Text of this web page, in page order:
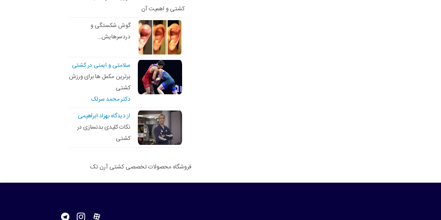
کشتی و اهمیت آن
گوش شکستگی و
دردسرهایش…
سلامتی و ایمنی در کشتی
برترین مکمل ها برای ورزش
کشتی
دکتر محمد سرلک
از دیدگاه بهزاد ابراهیمی
نکات کلیدی بدنسازی در
کشتی
فروشگاه محصولات تخصصی کشتی آرن تک